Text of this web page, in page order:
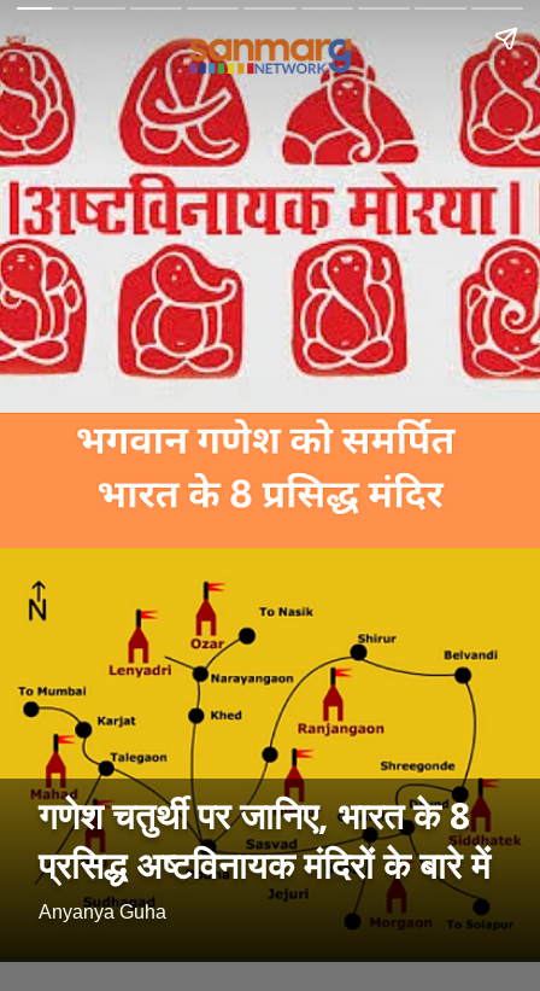
गणेश चतुर्थी पर जानिए, भारत के 8
प्रसिद्ध अष्टविनायक मंदिरों के बारे में
Anyanya Guha